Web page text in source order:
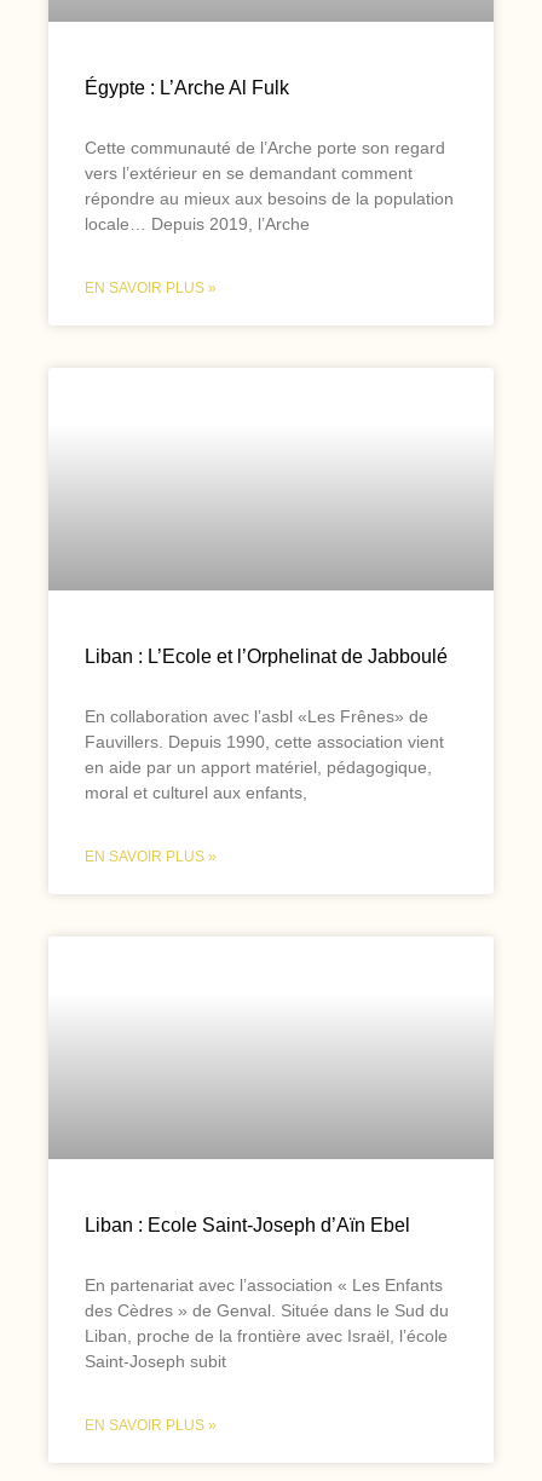
Égypte : L’Arche Al Fulk
Cette communauté de l’Arche porte son regard
vers l’extérieur en se demandant comment
répondre au mieux aux besoins de la population
locale… Depuis 2019, l’Arche
EN SAVOIR PLUS »
Liban : L’Ecole et l’Orphelinat de Jabboulé
En collaboration avec l’asbl «Les Frênes» de
Fauvillers. Depuis 1990, cette association vient
en aide par un apport matériel, pédagogique,
moral et culturel aux enfants,
EN SAVOIR PLUS »
Liban : Ecole Saint-Joseph d’Aïn Ebel
En partenariat avec l’association « Les Enfants
des Cèdres » de Genval. Située dans le Sud du
Liban, proche de la frontière avec Israël, l’école
Saint-Joseph subit
EN SAVOIR PLUS »